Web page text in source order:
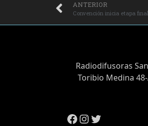
ANTERIOR
Convención inicia etapa
Radiodifusoras
Toribio Medina